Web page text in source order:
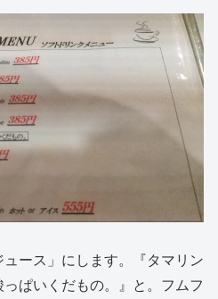
ュース」にします。『タマリン
ぱいくだもの。』と。フムフ